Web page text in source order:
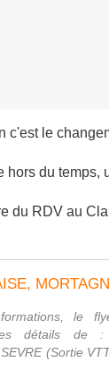
c'est le
hors du temps,
du RDV au
le
détails de :
(Sortie